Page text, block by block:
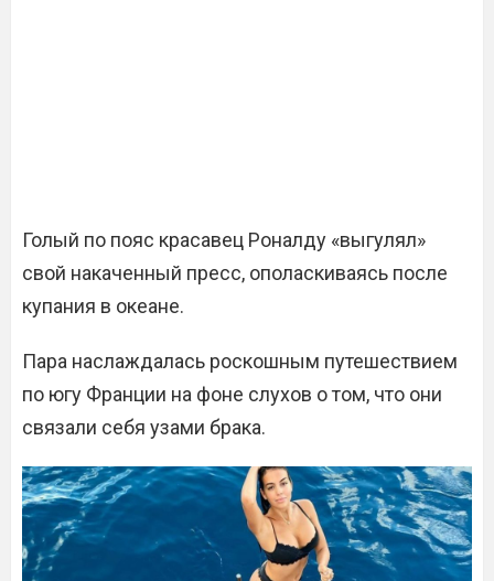
Голый по пояс красавец Роналду «выгулял»
свой накаченный пресс, ополаскиваясь после
купания в океане.
Пара наслаждалась роскошным путешествием
по югу Франции на фоне слухов о том, что они
связали себя узами брака.